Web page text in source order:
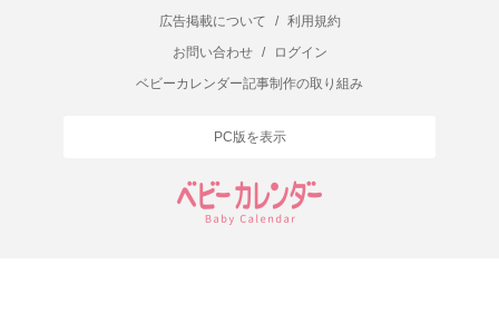
広告掲載について
/
利用規約
お問い合わせ
/
ログイン
ベビーカレンダー記事制作の取り組み
PC版を表示